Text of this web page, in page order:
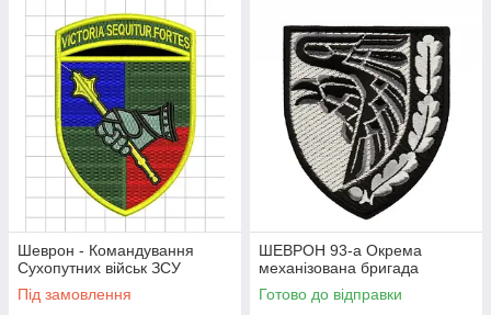
Шеврон - Командування
Сухопутних військ ЗСУ
Під замовлення
ШЕВРОН 93-а Окрема
механізована бригада
Готово до відправки